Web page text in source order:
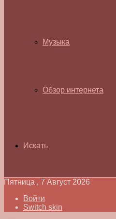
Музыка
Обзор интернета
Искать
Пятница , 7 Август 2026
Войти
Switch skin